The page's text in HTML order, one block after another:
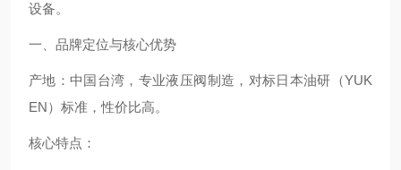
设备。
一、品牌定位与核心优势
产地：中国台湾，专业液压阀制造，对标日本油研（YUK
EN）标准，性价比高。
核心特点：